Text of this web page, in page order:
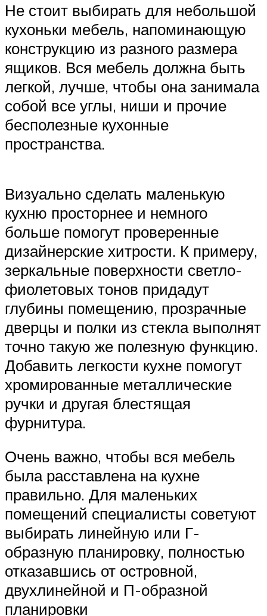
Не стоит выбирать для небольшой
кухоньки мебель, напоминающую
конструкцию из разного размера
ящиков. Вся мебель должна быть
легкой, лучше, чтобы она занимала
собой все углы, ниши и прочие
бесполезные кухонные
пространства.
Визуально сделать маленькую
кухню просторнее и немного
больше помогут проверенные
дизайнерские хитрости. К примеру,
зеркальные поверхности светло-
фиолетовых тонов придадут
глубины помещению, прозрачные
дверцы и полки из стекла выполнят
точно такую же полезную функцию.
Добавить легкости кухне помогут
хромированные металлические
ручки и другая блестящая
фурнитура.
Очень важно, чтобы вся мебель
была расставлена на кухне
правильно. Для маленьких
помещений специалисты советуют
выбирать линейную или Г-
образную планировку, полностью
отказавшись от островной,
двухлинейной и П-образной
планировки